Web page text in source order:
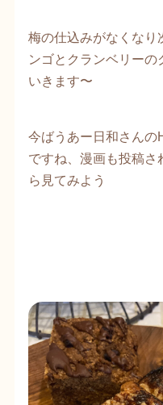
梅の仕込みがなくなり
ンゴとクランベリーの
いきます〜
今ばうあー日和さんの
ですね、漫画も投稿
ら見てみよう